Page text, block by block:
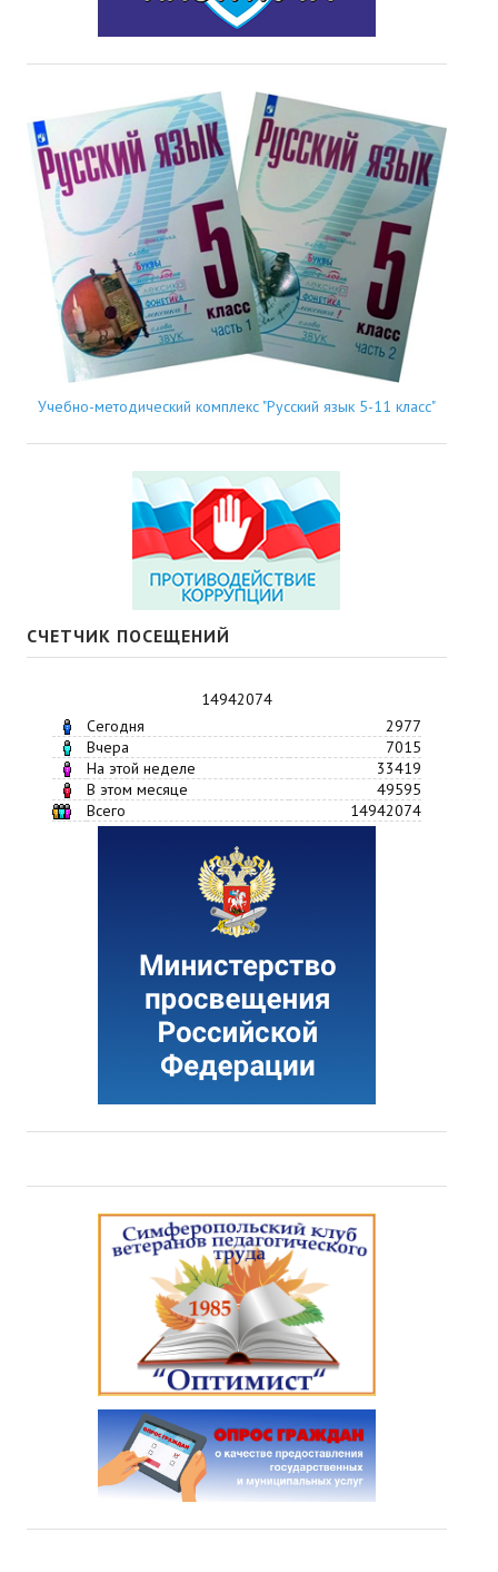
Учебно-методический комплекс "Русский язык 5-11 класс"
СЧЕТЧИК ПОСЕЩЕНИЙ
14942074
Сегодня
2977
Вчера
7015
На этой неделе
33419
В этом месяце
49595
Всего
14942074